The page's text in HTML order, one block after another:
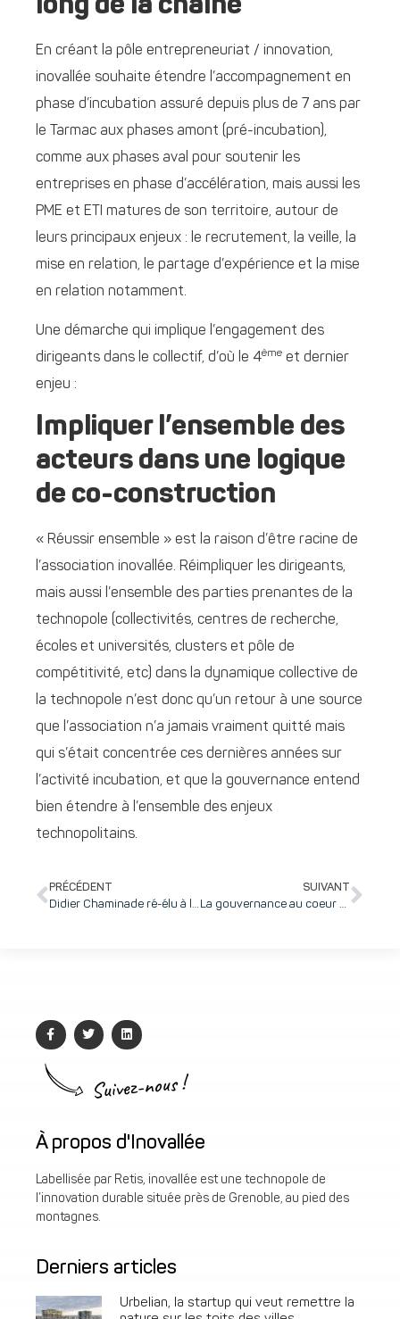
long de la chaîne
En créant la pôle entrepreneuriat / innovation,
inovallée souhaite étendre l’accompagnement en
phase d’incubation assuré depuis plus de 7 ans par
le Tarmac aux phases amont (pré-incubation),
comme aux phases aval pour soutenir les
entreprises en phase d’accélération, mais aussi les
PME et ETI matures de son territoire, autour de
leurs principaux enjeux : le recrutement, la veille, la
mise en relation, le partage d’expérience et la mise
en relation notamment.
Une démarche qui implique l’engagement des
dirigeants dans le collectif, d’où le 4ème et dernier
enjeu :
Impliquer l’ensemble des
acteurs dans une logique
de co-construction
« Réussir ensemble » est la raison d’être racine de
l’association inovallée. Réimpliquer les dirigeants,
mais aussi l’ensemble des parties prenantes de la
technopole (collectivités, centres de recherche,
écoles et universités, clusters et pôle de
compétitivité, etc) dans la dynamique collective de
la technopole n’est donc qu’un retour à une source
que l’association n’a jamais vraiment quitté mais
qui s’était concentrée ces dernières années sur
l’activité incubation, et que la gouvernance entend
bien étendre à l’ensemble des enjeux
technopolitains.
PRÉCÉDENT
Didier Chaminade ré-élu à la Présidence d’inovallée et Claire Chanterelle nommée Directrice Générale : la nouvelle gouvernance de la technopole
SUIVANT
La gouvernance au coeur de la croissance : 7 convictions sur lesquelles s’appuyer !
Suivez-nous !
À propos d'Inovallée
Labellisée par Retis, inovallée est une technopole de
l’innovation durable située près de Grenoble, au pied des
montagnes.
Derniers articles
Urbelian, la startup qui veut remettre la